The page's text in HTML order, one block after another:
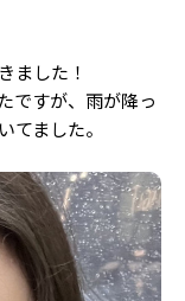
ました！
ですが、雨が降っ
てました。